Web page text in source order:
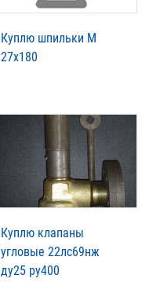
Куплю шпильки М
27х180
Куплю клапаны
угловые 22лс69нж
ду25 ру400